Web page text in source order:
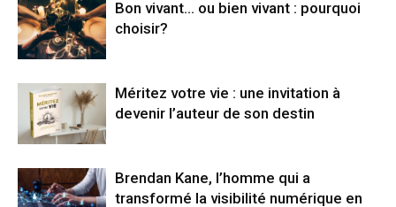
Bon vivant… ou bien vivant : pourquoi
choisir?
Méritez votre vie : une invitation à
devenir l’auteur de son destin
Brendan Kane, l’homme qui a
transformé la visibilité numérique en